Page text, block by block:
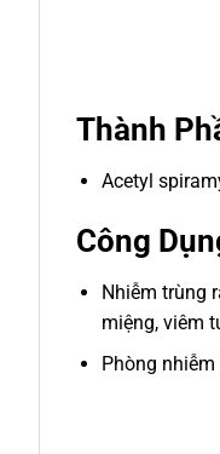
Thành
Acetyl
Công
Nhiễm trùng
miệng, viêm
Phòng